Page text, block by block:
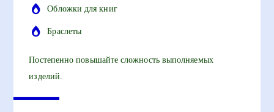
Обложки для книг
Браслеты
Постепенно повышайте сложность выполняемых
изделий.